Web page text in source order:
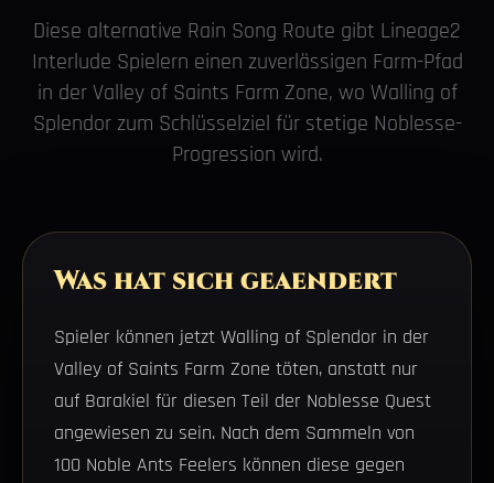
Diese alternative Rain Song Route gibt Lineage2
Interlude Spielern einen zuverlässigen Farm-Pfad
in der Valley of Saints Farm Zone, wo Walling of
Splendor zum Schlüsselziel für stetige Noblesse-
Progression wird.
Was hat sich geaendert
Spieler können jetzt Walling of Splendor in der
Valley of Saints Farm Zone töten, anstatt nur
auf Barakiel für diesen Teil der Noblesse Quest
angewiesen zu sein. Nach dem Sammeln von
100 Noble Ants Feelers können diese gegen